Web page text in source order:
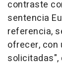
contraste
sentencia
referencia,
ofrecer, con
solicitadas",